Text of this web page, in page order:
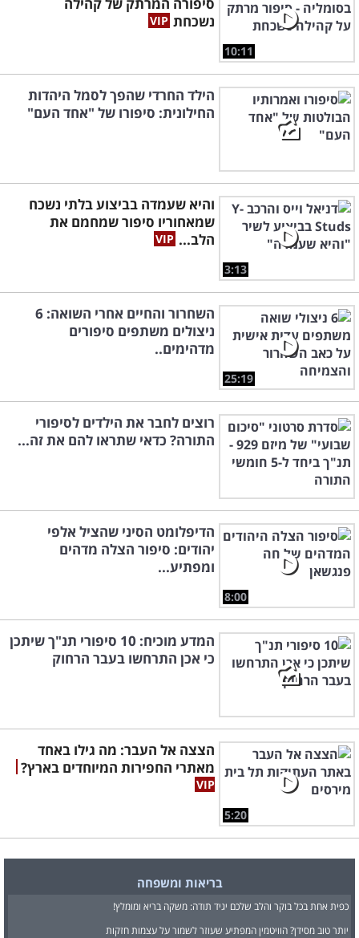
10:11
נשכחת
הילד החרדי שהפך לסמל היהדות
החילונית: סיפורו של "אחד העם"
3:13
והיא שעמדה בביצוע בלתי נשכח
שמאחוריו סיפור שמחמם את
הלב...
25:19
השחרור והחיים אחרי השואה: 6
ניצולים משתפים סיפורים
מדהימים..
רוצים לחבר את הילדים לסיפורי
התורה? כדאי שתראו להם את זה...
8:00
הדיפלומט הסיני שהציל אלפי
יהודים: סיפור הצלה מדהים
ומפתיע...
המדע מוכיח: 10 סיפורי תנ"ך שיתכן
כי אכן התרחשו בעבר הרחוק
5:20
הצצה אל העבר: מה גילו באחד
מאתרי החפירות המיוחדים בארץ?
בריאות ומשפחה
כפית אחת בכל בוקר והלב שלכם יגיד תודה: משקה בריא ומומלץ!
יותר טוב מסידן? הוויטמין המפתיע שעוזר לשמור על עצמות חזקות